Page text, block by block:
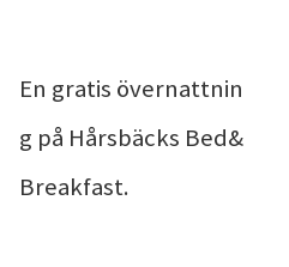
En gratis övernattnin
g på ­Hårsbäcks Bed&
Breakfast.